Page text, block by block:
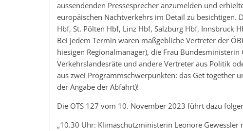
aussendenden Pressesprecher anzumelden und
europäischen Nachtverkehrs im Detail zu besichtigen.
Hbf, St. Pölten Hbf, Linz Hbf, Salzburg Hbf, Innsbruck
Bei jedem Termin waren maßgebliche Vertreter der
hiesigen Regionalmanager), die Frau
Verkehrslandesräte und andere Vertreter aus Politik
aus zwei Programmschwerpunkten: das Get together
der Angabe der Abfahrt)!
Die OTS 127 vom 10. November 2023 führt dazu
„10.30 Uhr: Klimaschutzministerin Leonore